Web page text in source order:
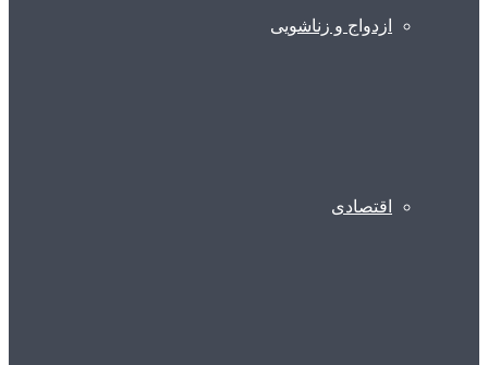
ازدواج و زناشویی
اقتصادی